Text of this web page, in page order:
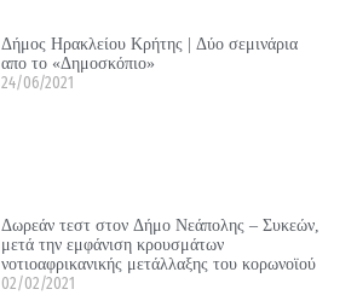
Δήμος Ηρακλείου Κρήτης | Δύο σεμινάρια
απο το «Δημοσκόπιο»
24/06/2021
Δωρεάν τεστ στον Δήμο Νεάπολης – Συκεών,
μετά την εμφάνιση κρουσμάτων
νοτιοαφρικανικής μετάλλαξης του κορωνοϊού
02/02/2021